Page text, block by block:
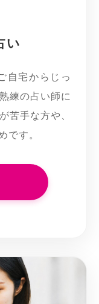
い
自宅からじっ
練の占い師に
苦手な方や、
です。